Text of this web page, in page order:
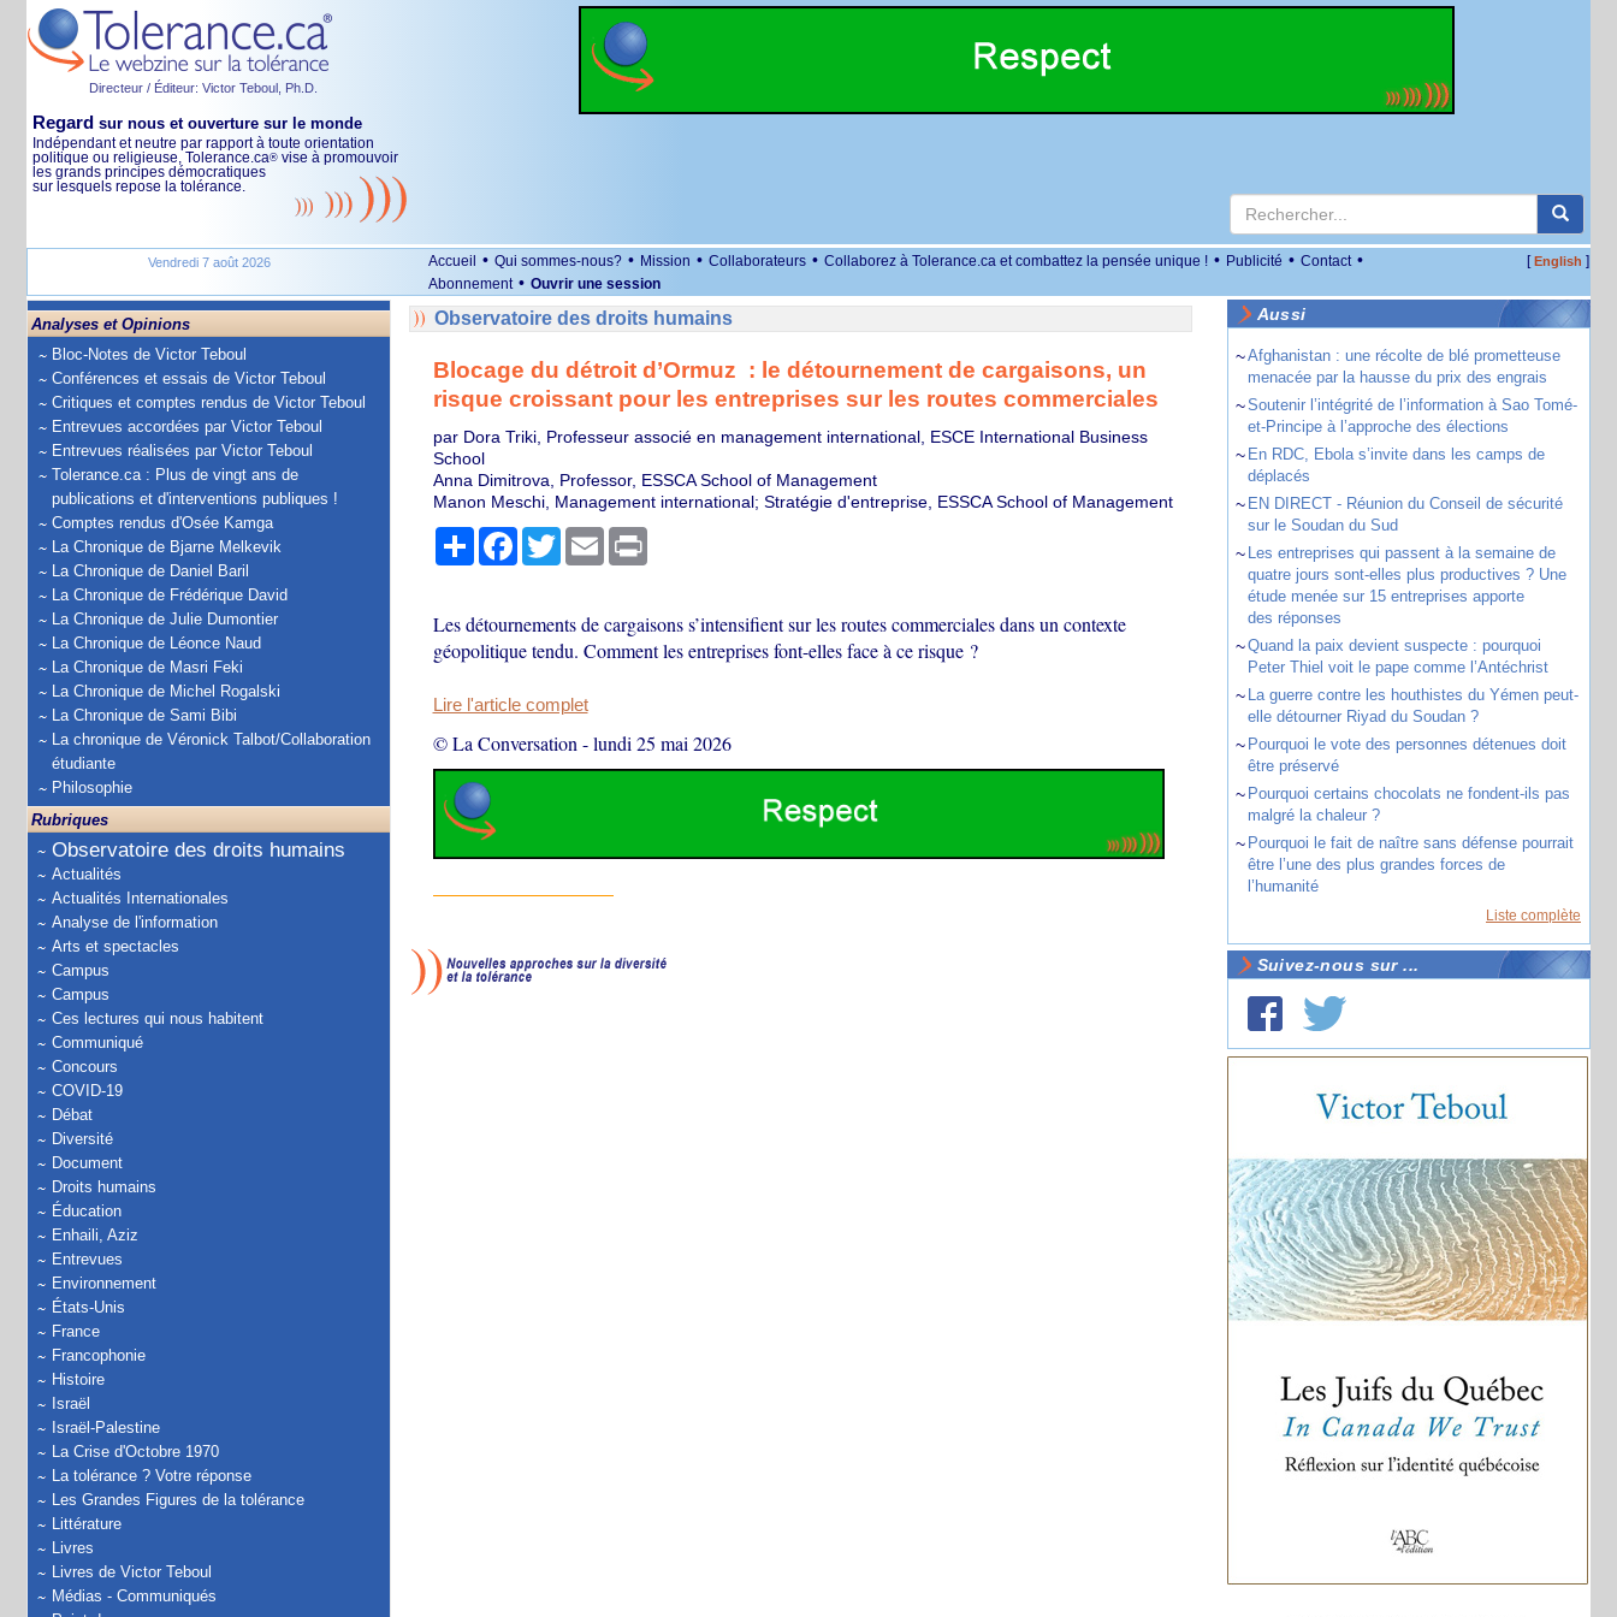
Directeur / Éditeur: Victor Teboul, Ph.D.
Regard sur nous et ouverture sur le monde
Indépendant et neutre par rapport à toute orientation
politique ou religieuse, Tolerance.ca® vise à promouvoir
les grands principes démocratiques
sur lesquels repose la tolérance.
Vendredi 7 août 2026 Accueil • Qui sommes-nous? • Mission • Collaborateurs • Collaborez à Tolerance.ca et combattez la pensée unique ! • Publicité • Contact •
Abonnement • Ouvrir une session
[English ]
Analyses et Opinions
Bloc-Notes de Victor Teboul
Conférences et essais de Victor Teboul
Critiques et comptes rendus de Victor Teboul
Entrevues accordées par Victor Teboul
Entrevues réalisées par Victor Teboul
Tolerance.ca : Plus de vingt ans de
publications et d'interventions publiques !
Comptes rendus d'Osée Kamga
La Chronique de Bjarne Melkevik
La Chronique de Daniel Baril
La Chronique de Frédérique David
La Chronique de Julie Dumontier
La Chronique de Léonce Naud
La Chronique de Masri Feki
La Chronique de Michel Rogalski
La Chronique de Sami Bibi
La chronique de Véronick Talbot/Collaboration
étudiante
Philosophie
Rubriques
Observatoire des droits humains
Actualités
Actualités Internationales
Analyse de l'information
Arts et spectacles
Campus
Campus
Ces lectures qui nous habitent
Communiqué
Concours
COVID-19
Débat
Diversité
Document
Droits humains
Éducation
Enhaili, Aziz
Entrevues
Environnement
États-Unis
France
Francophonie
Histoire
Israël
Israël-Palestine
La Crise d'Octobre 1970
La tolérance ? Votre réponse
Les Grandes Figures de la tolérance
Littérature
Livres
Livres de Victor Teboul
Médias - Communiqués
Observatoire des droits humains
Blocage du détroit d’Ormuz : le détournement de cargaisons, un
risque croissant pour les entreprises sur les routes commerciales
par Dora Triki, Professeur associé en management international, ESCE International Business
School
Anna Dimitrova, Professor, ESSCA School of Management
Manon Meschi, Management international; Stratégie d'entreprise, ESSCA School of Management
PartagerFacebook
TwitterEmail Print
Les détournements de cargaisons s’intensifient sur les routes commerciales dans un contexte
géopolitique tendu. Comment les entreprises font-elles face à ce risque ?
Lire l'article complet
© La Conversation -lundi 25 mai 2026
Aussi
~Afghanistan : une récolte de blé prometteuse
menacée par la hausse du prix des engrais
~Soutenir l’intégrité de l’information à Sao Tomé-
et-Principe à l’approche des élections
~ En RDC, Ebola s’invite dans les camps de
déplacés
~ EN DIRECT - Réunion du Conseil de sécurité
sur le Soudan du Sud
~ Les entreprises qui passent à la semaine de
quatre jours sont-elles plus productives ? Une
étude menée sur 15 entreprises apporte
des réponses
~Quand la paix devient suspecte : pourquoi
Peter Thiel voit le pape comme l’Antéchrist
~ La guerre contre les houthistes du Yémen peut-
elle détourner Riyad du Soudan ?
~ Pourquoi le vote des personnes détenues doit
être préservé
~ Pourquoi certains chocolats ne fondent-ils pas
malgré la chaleur ?
~ Pourquoi le fait de naître sans défense pourrait
être l’une des plus grandes forces de
l’humanité
Liste complète
Suivez-nous sur ...